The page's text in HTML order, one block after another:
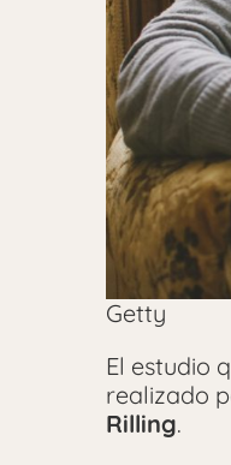
Getty
El estudio
realizado
Rilling.